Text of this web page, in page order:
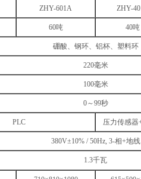
ZHY-601A ZHY-
60吨 40吨
硼酸、钢环、铝杯、塑料环
220毫米
100毫米
0～99秒
PLC 压力传感器
380V±10% / 50Hz, 3-相+地线
1.3千瓦